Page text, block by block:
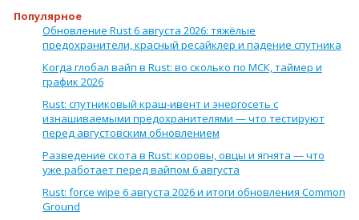
Популярное
Обновление Rust 6 августа 2026: тяжёлые
предохранители, красный ресайклер и падение спутника
Когда глобал вайп в Rust: во сколько по МСК, таймер и
график 2026
Rust: спутниковый краш-ивент и энергосеть с
изнашиваемыми предохранителями — что тестируют
перед августовским обновлением
Разведение скота в Rust: коровы, овцы и ягнята — что
уже работает перед вайпом 6 августа
Rust: force wipe 6 августа 2026 и итоги обновления Common
Ground